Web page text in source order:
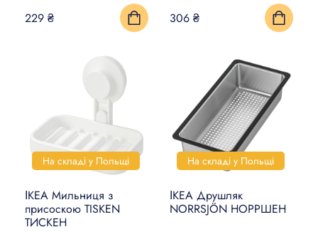
229 ₴
306 ₴
На складі у Польщі
ІКЕА Мильниця з
присоскою TISKEN
ТИСКЕН
На складі у Польщі
ІКЕА Друшляк
NORRSJÖN НОРРШЕН